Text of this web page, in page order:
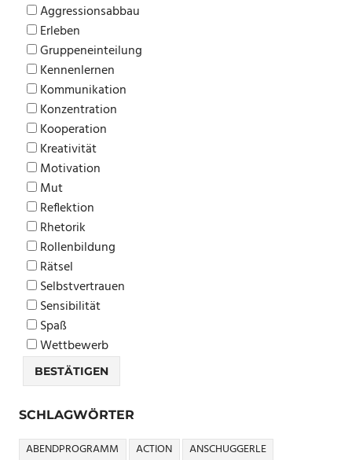
Aggressionsabbau
Erleben
Gruppeneinteilung
Kennenlernen
Kommunikation
Konzentration
Kooperation
Kreativität
Motivation
Mut
Reflektion
Rhetorik
Rollenbildung
Rätsel
Selbstvertrauen
Sensibilität
Spaß
Wettbewerb
SCHLAGWÖRTER
ABENDPROGRAMM ACTION
ANSCHUGGERLE